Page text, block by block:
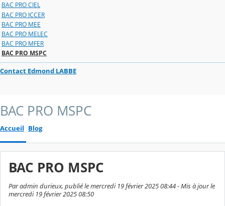
BAC PRO CIEL
BAC PRO ICCER
BAC PRO MEE
BAC PRO MELEC
BAC PRO MFER
BAC PRO MSPC
Contact Edmond LABBE
BAC PRO MSPC
Accueil Blog
BAC PRO MSPC
Par admin durieux, publié le mercredi 19 février 2025 08:44 - Mis à jour le
mercredi 19 février 2025 08:50